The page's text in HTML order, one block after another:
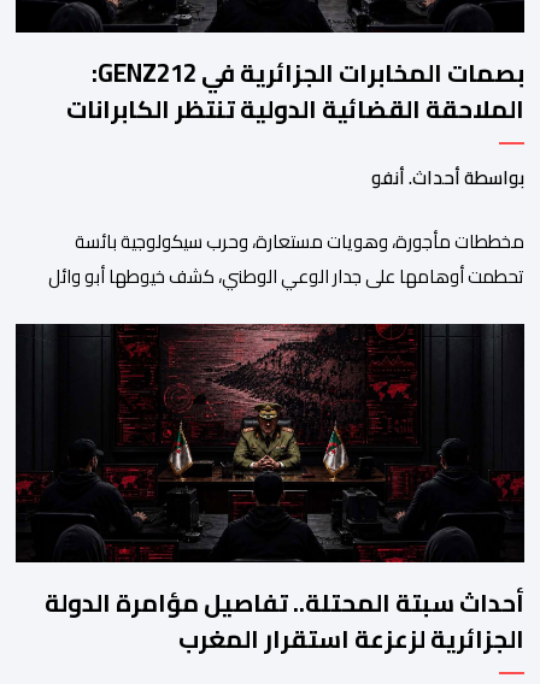
بصمات المخابرات الجزائرية في GENZ212:
الملاحقة القضائية الدولية تنتظر الكابرانات
بواسطة أحداث. أنفو
مخططات مأجورة، وهويات مستعارة، وحرب سيكولوجية بائسة
تحطمت أوهامها على جدار الوعي الوطني، كشف خيوطها أبو وائل
الأجهزة الأمنية المغربية لأحدث محاولات المخابرات العسكرية الجزائرية
استهداف امن المملكة واستقرارها. أكد أبو وائل الريفي أنه: “بعد
إجهاض مخططات الجارة التي تحركت سريعا عبر عملائها […]
أحداث سبتة المحتلة.. تفاصيل مؤامرة الدولة
الجزائرية لزعزعة استقرار المغرب